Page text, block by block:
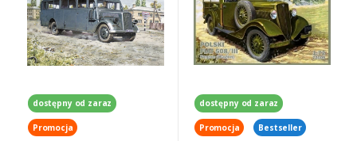
dostępny od zaraz
Promocja
dostępny od zaraz
Promocja Bestseller